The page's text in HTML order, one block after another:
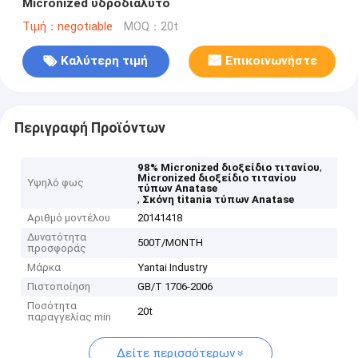
Micronized υδροδιαλυτό
Τιμή：negotiable MOQ：20t
Καλύτερη τιμή Επικοινωνήστε
Περιγραφή Προϊόντων
Υψηλό φως
98% Micronized διοξείδιο τιτανίου,
Micronized διοξείδιο τιτανίου
τύπων Anatase
, Σκόνη titania τύπων Anatase
Αριθμό μοντέλου
20141418
Δυνατότητα
προσφοράς
500T/MONTH
Μάρκα
Yantai Industry
Πιστοποίηση
GB/T 1706-2006
Ποσότητα
παραγγελίας min
20t
Δείτε περισσότερων